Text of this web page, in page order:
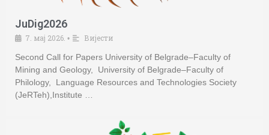
JuDig2026
7. мај 2026. •
Вијести
Second Call for Papers University of Belgrade–Faculty of
Mining and Geology, University of Belgrade–Faculty of
Philology, Language Resources and Technologies Society
(JeRTeh),Institute …